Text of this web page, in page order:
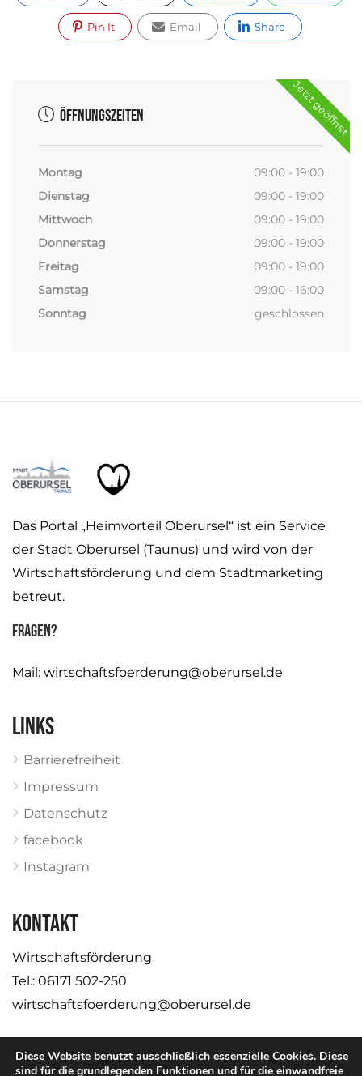
Pin It Email Share
Jetzt geöffnet
Öffnungszeiten
Montag
09:00 - 19:00
Dienstag
09:00 - 19:00
Mittwoch
09:00 - 19:00
Donnerstag
09:00 - 19:00
Freitag
09:00 - 19:00
Samstag
09:00 - 16:00
Sonntag
geschlossen
Das Portal „Heimvorteil Oberursel“ ist ein Service
der Stadt Oberursel (Taunus) und wird von der
Wirtschaftsförderung und dem Stadtmarketing
betreut.
Fragen?
Mail: wirtschaftsfoerderung@oberursel.de
Links
Barrierefreiheit
Impressum
Datenschutz
facebook
Instagram
KONTAKT
Wirtschaftsförderung
Tel.: 06171 502-250
wirtschaftsfoerderung@oberursel.de
Diese Website benutzt ausschließlich essenzielle Cookies. Diese
sind für die grundlegenden Funktionen und für die einwandfreie